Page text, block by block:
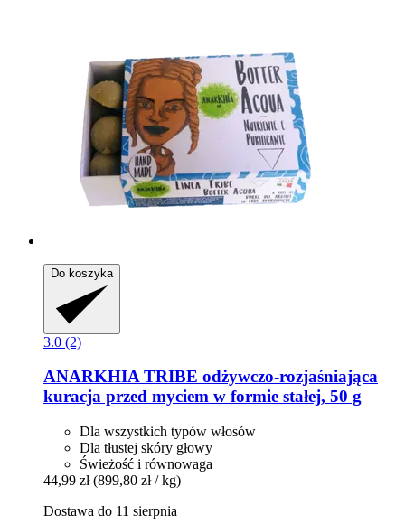
Do koszyka
3.0 (2)
ANARKHIATRIBE odżywczo-​rozjaśniająca
kuracja przed myciem w formie stałej, 50 g
Dla wszystkich typów włosów
Dla tłustej skóry głowy
Świeżość i równowaga
44,99 zł (899,80 zł / kg)
Dostawa do 11 sierpnia